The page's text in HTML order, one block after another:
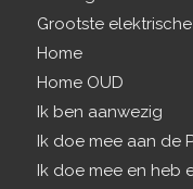
Grootste
Home
Home OUD
Ik ben aanwezig
Ik doe mee aan de
Ik doe mee en heb